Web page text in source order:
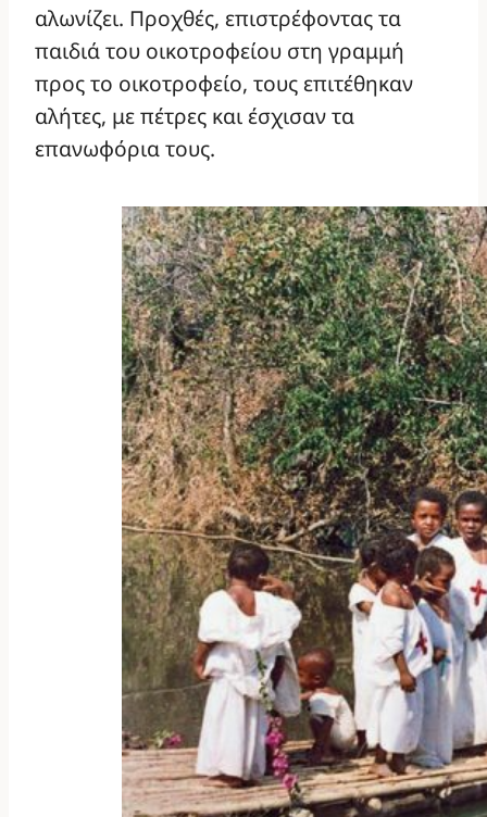
αλωνίζει. Προχθές, επιστρέφοντας τα
παιδιά του οικοτροφείου στη γραμμή
προς το οικοτροφείο, τους επιτέθηκαν
αλήτες, με πέτρες και έσχισαν τα
επανωφόρια τους.